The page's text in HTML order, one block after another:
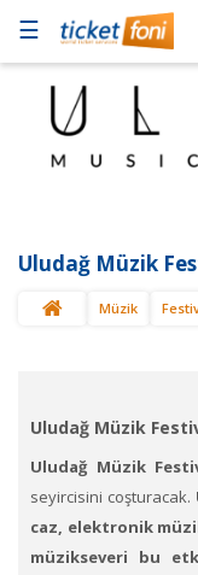
☰
Futbol
Basketbol
Mekanlar
Diğer
Uludağ Müzik
Müzik
Uludağ Müzik
Uludağ Müzik
seyircisini coşturacak.
caz, elektronik
müzikseveri bu